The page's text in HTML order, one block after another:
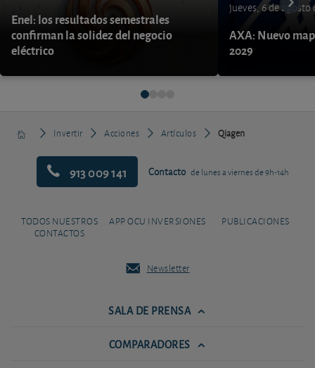
Enel: los resultados semestrales
confirman la solidez del negocio
eléctrico
jueves, 6 de agosto
AXA: Nuevo
2029
Invertir Acciones Artículos Qiagen
913 009 141 Contacto de lunes a viernes de 9h-14h
TODOS NUESTROS
CONTACTOS
APP OCU INVERSIONES PUBLICACIONES
Newsletter
SALA DE PRENSA
COMPARADORES